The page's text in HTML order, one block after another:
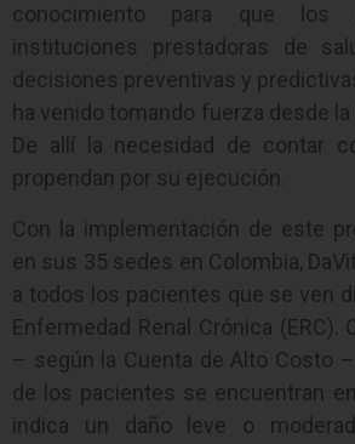
conocimiento para que
instituciones prestadoras de
decisiones preventivas y
ha venido tomando fuerza desde la
De allí la necesidad de contar
propendan por su ejecución.
Con la implementación de este
en sus 35 sedes en Colombia,
a todos los pacientes que se ven
Enfermedad Renal Crónica (ERC).
– según la Cuenta de Alto Costo
de los pacientes se encuentran
indica un daño leve o